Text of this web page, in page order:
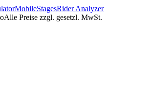
MobileStagesRider Analyzer
Alle Preise zzgl. gesetzl. MwSt.